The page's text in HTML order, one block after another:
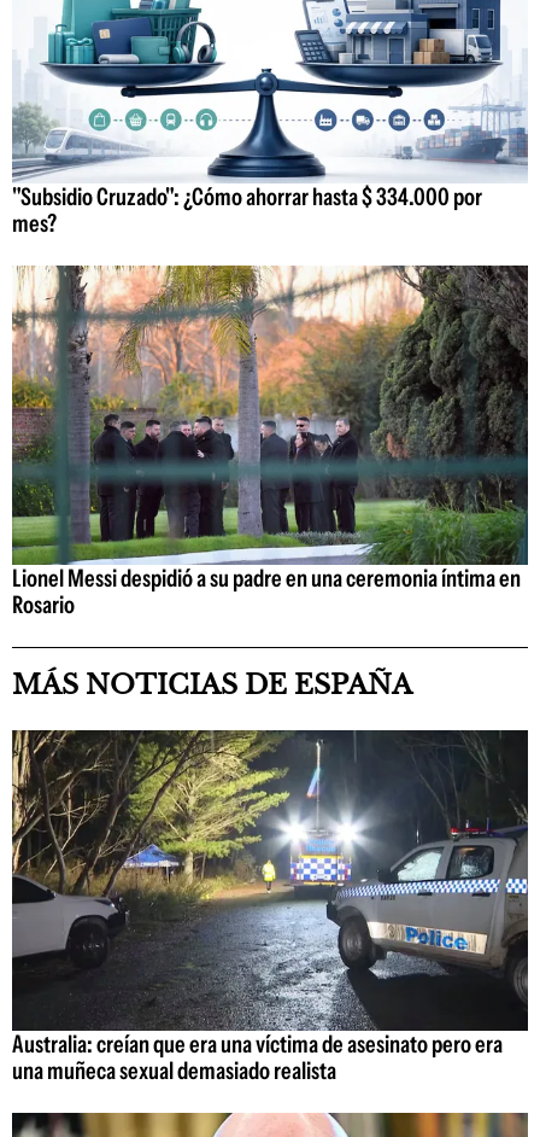
"Subsidio Cruzado": ¿Cómo ahorrar hasta $ 334.000 por
mes?
Lionel Messi despidió a su padre en una ceremonia íntima en
Rosario
MÁS NOTICIAS DE ESPAÑA
Australia: creían que era una víctima de asesinato pero era
una muñeca sexual demasiado realista